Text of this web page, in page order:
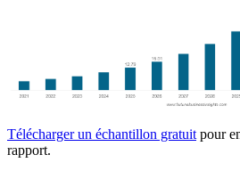
Télécharger un échantillon gratuit pour
rapport.